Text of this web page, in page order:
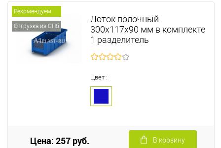
Рекомендуем
Отгрузка из СПб
Лоток полочный
300х117х90 мм в комплекте
1 разделитель
Цвет :
Цена: 257 руб. В корзину